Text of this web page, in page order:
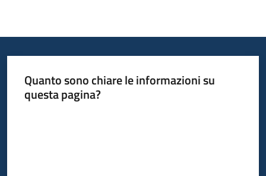
Quanto sono chiare le informazioni su
questa pagina?